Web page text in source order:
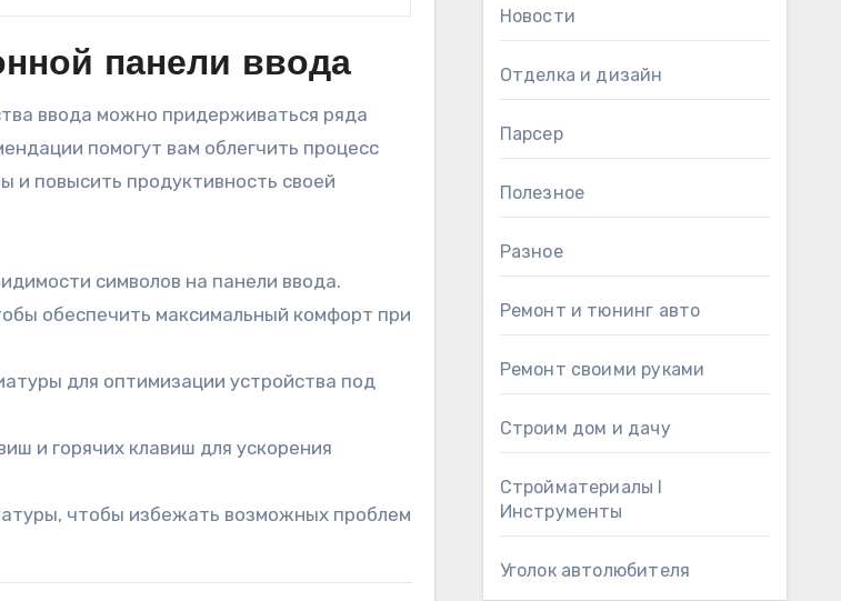
панели ввода
ввода можно придерживаться ряда
помогут вам облегчить процесс
и повысить продуктивность своей
символов на панели ввода.
обеспечить максимальный комфорт при
для оптимизации устройства под
и горячих клавиш для ускорения
чтобы избежать возможных проблем
Новости
Отделка и дизайн
Парсер
Полезное
Разное
Ремонт и тюнинг авто
Ремонт своими руками
Строим дом и дачу
Стройматериалы l
Инструменты
Уголок автолюбителя